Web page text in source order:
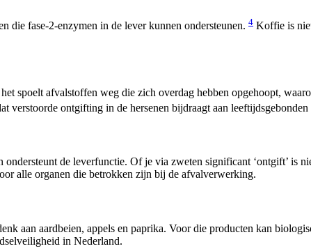
die fase-2-enzymen in de lever kunnen ondersteunen. 4 Koffie is
spoelt afvalstoffen weg die zich overdag hebben opgehoopt,
verstoorde ontgifting in de hersenen bijdraagt aan
de leverfunctie. Of je via zweten significant ‘ontgift’ is
alle organen die betrokken zijn bij de afvalverwerking.
aan aardbeien, appels en paprika. Voor die producten kan
in Nederland.